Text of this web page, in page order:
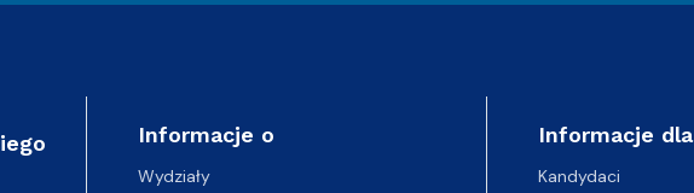
Informacje o
Wydziały
Informacje dla
Kandydaci